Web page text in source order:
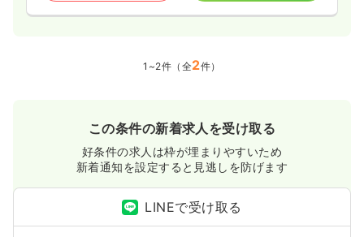
1~2件（全2件）
この条件の新着求人を受け取る
好条件の求人は枠が埋まりやすいため
新着通知を設定すると見逃しを防げます
LINEで受け取る